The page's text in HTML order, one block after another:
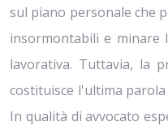
sul piano personale che
insormontabili e
lavorativa. Tuttavia, la
costituisce l'ultima
In qualità di avvocato